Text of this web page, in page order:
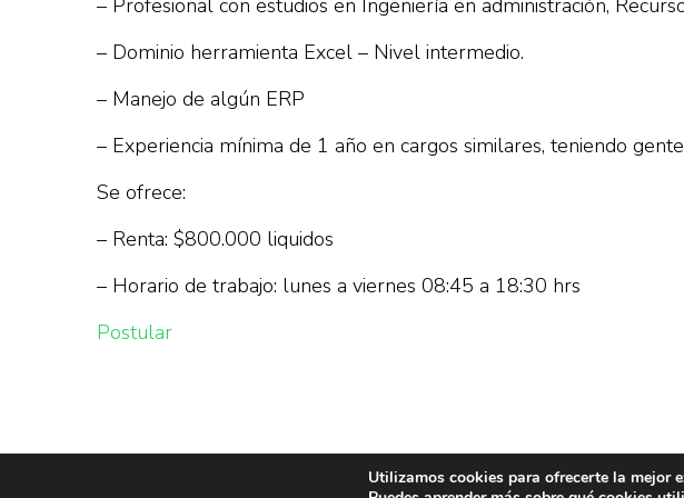
– Profesional con estudios en Ingeniería en administración,
– Dominio herramienta Excel – Nivel intermedio.
– Manejo de algún ERP
– Experiencia mínima de 1 año en cargos similares, teniendo
Se ofrece:
– Renta: $800.000 liquidos
– Horario de trabajo: lunes a viernes 08:45 a 18:30 hrs
Postular
Utilizamos cookies para ofrecerte la mejor